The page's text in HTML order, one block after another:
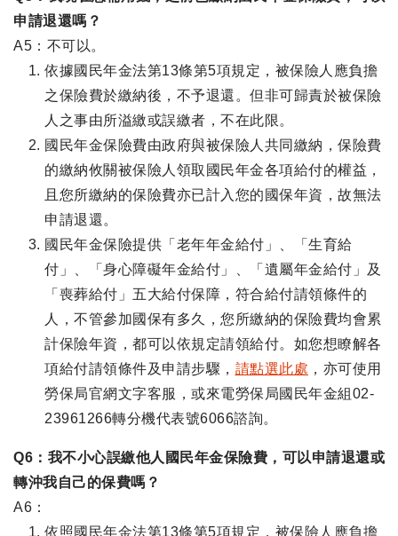
申請退還嗎？
A5：不可以。
依據國民年金法第13條第5項規定，被保險人應負擔
之保險費於繳納後，不予退還。但非可歸責於被保險
人之事由所溢繳或誤繳者，不在此限。
國民年金保險費由政府與被保險人共同繳納，保險費
的繳納攸關被保險人領取國民年金各項給付的權益，
且您所繳納的保險費亦已計入您的國保年資，故無法
申請退還。
國民年金保險提供「老年年金給付」、「生育給
付」、「身心障礙年金給付」、「遺屬年金給付」及
「喪葬給付」五大給付保障，符合給付請領條件的
人，不管參加國保有多久，您所繳納的保險費均會累
計保險年資，都可以依規定請領給付。如您想瞭解各
項給付請領條件及申請步驟， 請點選此處 ，亦可使用
勞保局官網文字客服，或來電勞保局國民年金組02-
23961266轉分機代表號6066諮詢。
Q6：我不小心誤繳他人國民年金保險費，可以申請退還或
轉沖我自己的保費嗎？
A6：
依照國民年金法第13條第5項規定，被保險人應負擔